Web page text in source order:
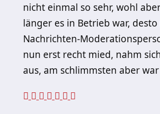
nicht einmal so sehr, wohl
länger es in Betrieb war,
Nachrichten-
nun erst recht mied, nahm
aus, am schlimmsten aber